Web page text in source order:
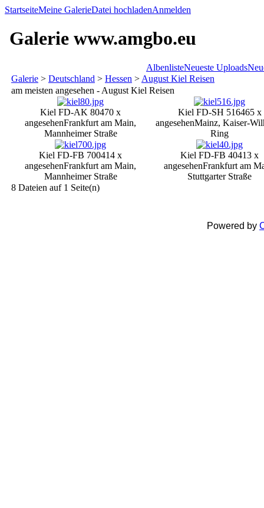
StartseiteMeine GalerieDatei hochladenAnmelden
Galerie www.amgbo.eu
AlbenlisteNeueste Uploads
Galerie > Deutschland > Hessen > August Kiel Reisen
am meisten angesehen - August Kiel Reisen
Kiel FD-AK 80470 x
angesehenFrankfurt am Main,
Mannheimer Straße
Kiel FD-SH 516465 x
angesehenMainz, Kaiser-
Ring
Kiel FD-FB 700414 x
angesehenFrankfurt am Main,
Mannheimer Straße
Kiel FD-FB 40413 x
angesehenFrankfurt am
Stuttgarter Straße
8 Dateien auf 1 Seite(n)
Powered by